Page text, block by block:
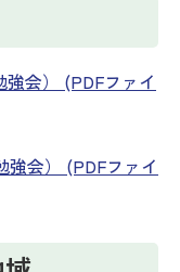
会） (PDFファイ
強会） (PDFファイ